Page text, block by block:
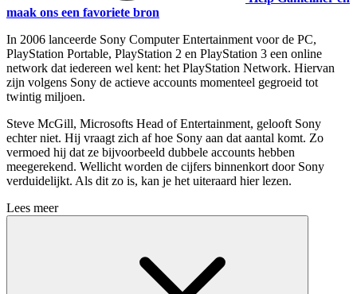
maak ons een favoriete bron
In 2006 lanceerde Sony Computer Entertainment voor de PC,
PlayStation Portable, PlayStation 2 en PlayStation 3 een online
network dat iedereen wel kent: het PlayStation Network. Hiervan
zijn volgens Sony de actieve accounts momenteel gegroeid tot
twintig miljoen.
Steve McGill, Microsofts Head of Entertainment, gelooft Sony
echter niet. Hij vraagt zich af hoe Sony aan dat aantal komt. Zo
vermoed hij dat ze bijvoorbeeld dubbele accounts hebben
meegerekend. Wellicht worden de cijfers binnenkort door Sony
verduidelijkt. Als dit zo is, kan je het uiteraard hier lezen.
Lees meer